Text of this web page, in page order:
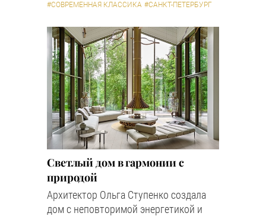
#СОВРЕМЕННАЯ КЛАССИКА #САНКТ-ПЕТЕРБУРГ
Светлый дом в гармонии с
природой
Архитектор Ольга Ступенко создала
дом с неповторимой энергетикой и